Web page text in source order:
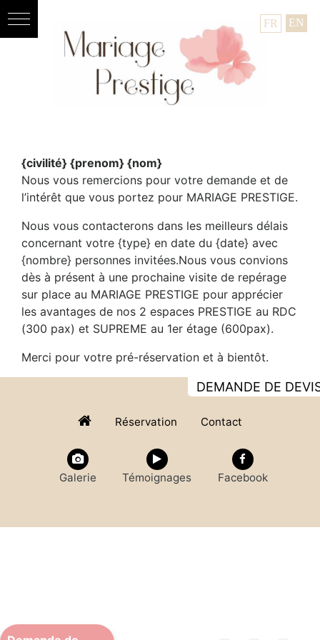
FR EN
{civilité} {prenom} {nom}
Nous vous remercions pour votre demande et de
l’intérêt que vous portez pour MARIAGE PRESTIGE.
Nous vous contacterons dans les meilleurs délais
concernant votre {type} en date du {date} avec
{nombre} personnes invitées.Nous vous convions
dès à présent à une prochaine visite de repérage
sur place au MARIAGE PRESTIGE pour apprécier
les avantages de nos 2 espaces PRESTIGE au RDC
(300 pax) et SUPREME au 1er étage (600pax).
Merci pour votre pré-réservation et à bientôt.
DEMANDE DE
Réservation Contact
Galerie Témoignages Facebook